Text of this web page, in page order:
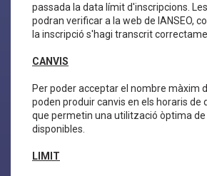
passada la data límit d'inscripcions.
podran verificar a la web de IANSEO,
la inscripció s'hagi transcrit
CANVIS
Per poder acceptar el nombre màxim
poden produir canvis en els horaris de
que permetin una utilització òptima de
disponibles.
LIMIT